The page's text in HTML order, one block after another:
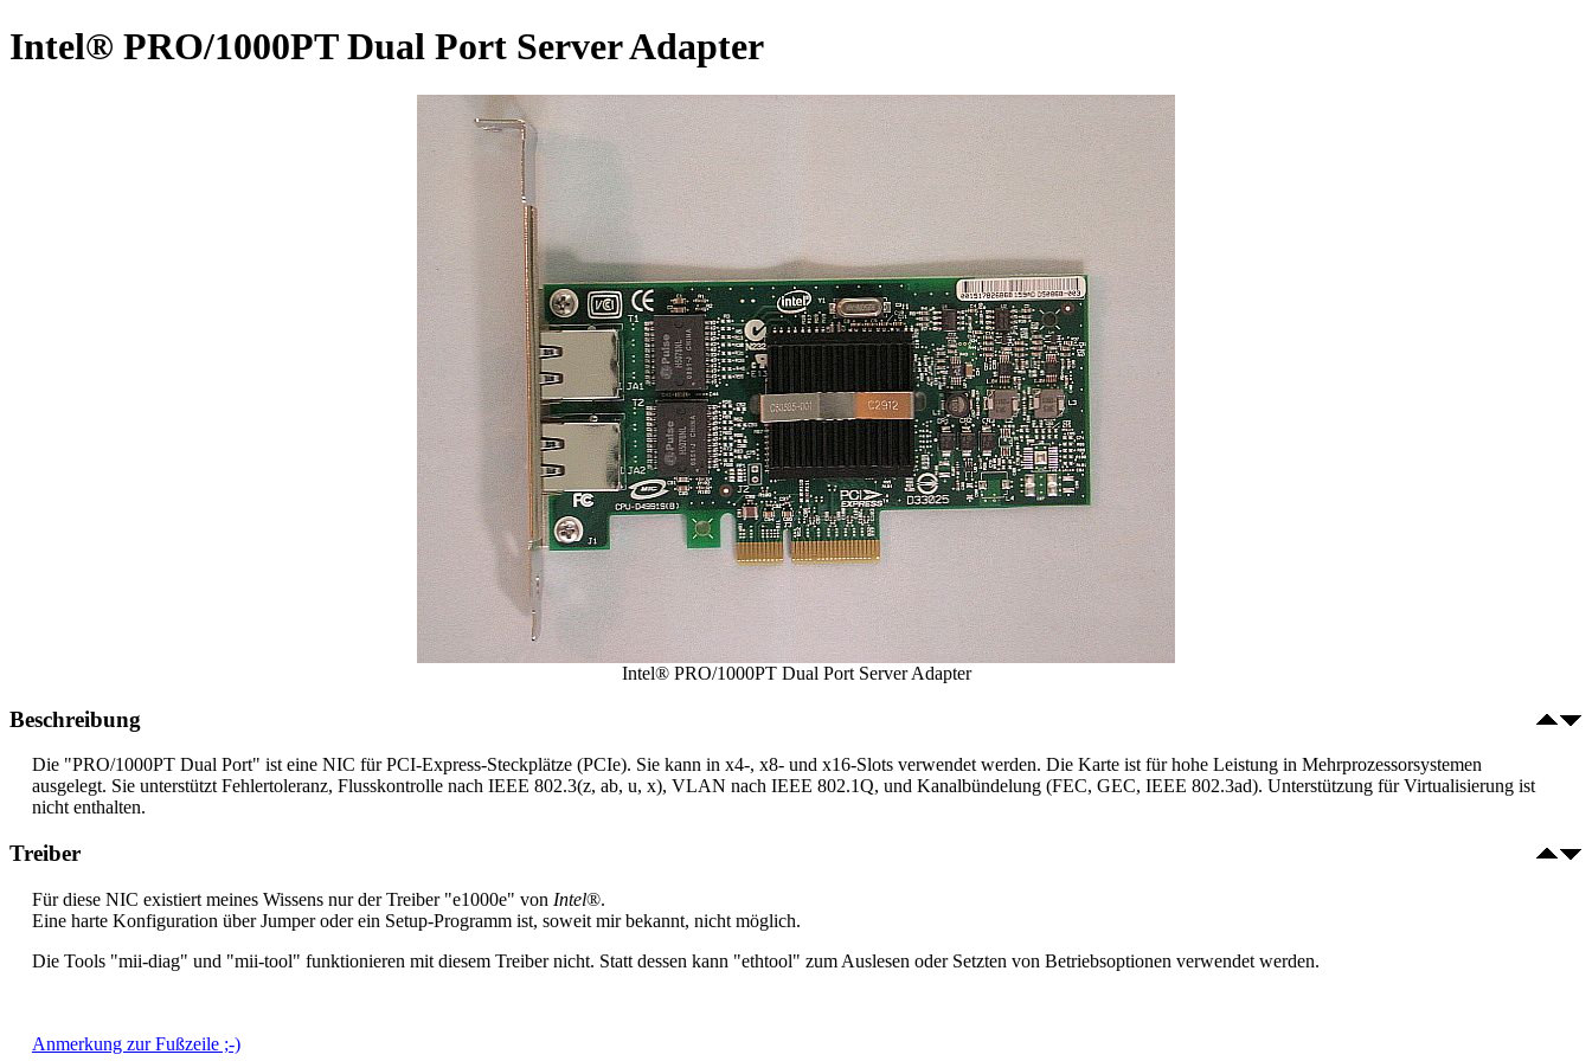
Intel® PRO/1000PT Dual Port Server Adapter
Intel® PRO/1000PT Dual Port Server Adapter
Beschreibung
Die "PRO/1000PT Dual Port" ist eine NIC für PCI-Express-Steckplätze (PCIe). Sie kann in x4-, x8- und x16-Slots verwendet werden. Die Karte ist für hohe Leistung in Mehrprozessorsystemen
ausgelegt. Sie unterstützt Fehlertoleranz, Flusskontrolle nach IEEE 802.3(z, ab, u, x), VLAN nach IEEE 802.1Q, und Kanalbündelung (FEC, GEC, IEEE 802.3ad). Unterstützung für Virtualisierung ist
nicht enthalten.
Treiber
Für diese NIC existiert meines Wissens nur der Treiber "e1000e" von Intel®.
Eine harte Konfiguration über Jumper oder ein Setup-Programm ist, soweit mir bekannt, nicht möglich.
Die Tools "mii-diag" und "mii-tool" funktionieren mit diesem Treiber nicht. Statt dessen kann "ethtool" zum Auslesen oder Setzten von Betriebsoptionen verwendet werden.
Anmerkung zur Fußzeile ;-)